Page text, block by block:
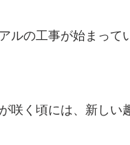
ルの工事が始まって
咲く頃には、新しい